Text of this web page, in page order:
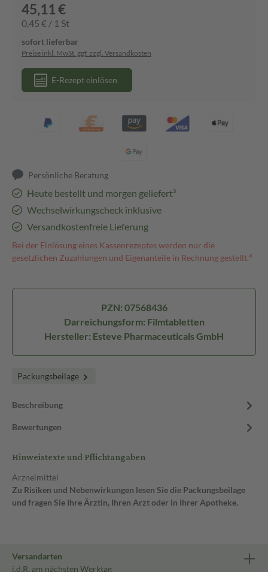
45,11 €
0,45 € / 1 St
sofort lieferbar
Preise inkl. MwSt. ggf. zzgl. Versandkosten
E-Rezept einlösen
Persönliche Beratung
Heute bestellt und morgen geliefert³
Wechselwirkungscheck inklusive
Versandkostenfreie Lieferung
Bei der Einlösung eines Kassenrezeptes werden nur die
gesetzlichen Zuzahlungen und Eigenanteile in Rechnung gestellt.⁴
PZN: 07568436
Darreichungsform: Filmtabletten
Hersteller: Esteve Pharmaceuticals GmbH
Packungsbeilage
Beschreibung
Bewertungen
Hinweistexte und Pflichtangaben
Arzneimittel
Zu Risiken und Nebenwirkungen lesen Sie die Packungsbeilage
und fragen Sie Ihre Ärztin, Ihren Arzt oder in Ihrer Apotheke.
Versandarten
i.d.R. am nächsten Werktag